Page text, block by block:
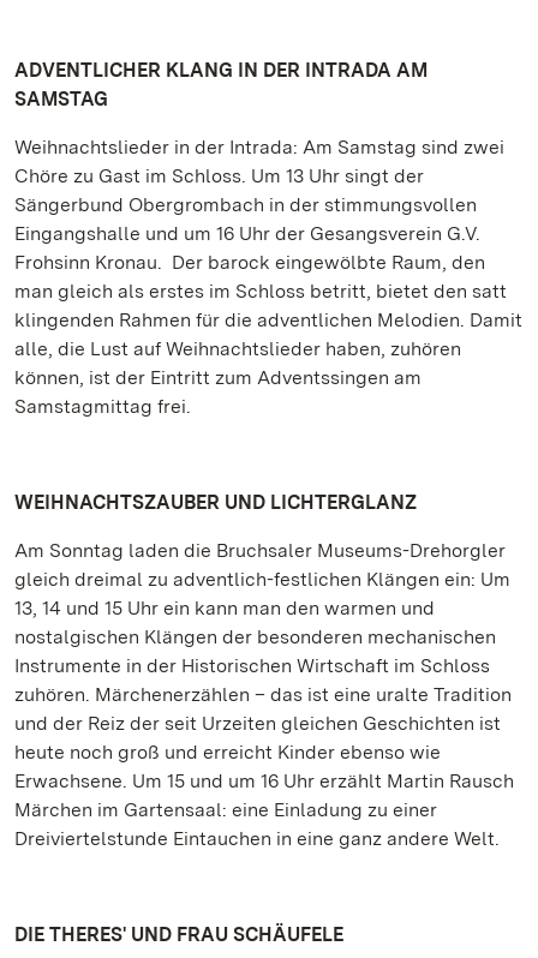
ADVENTLICHER KLANG IN DER INTRADA AM
SAMSTAG
Weihnachtslieder in der Intrada: Am Samstag sind zwei
Chöre zu Gast im Schloss. Um 13 Uhr singt der
Sängerbund Obergrombach in der stimmungsvollen
Eingangshalle und um 16 Uhr der Gesangsverein G.V.
Frohsinn Kronau. Der barock eingewölbte Raum, den
man gleich als erstes im Schloss betritt, bietet den satt
klingenden Rahmen für die adventlichen Melodien. Damit
alle, die Lust auf Weihnachtslieder haben, zuhören
können, ist der Eintritt zum Adventssingen am
Samstagmittag frei.
WEIHNACHTSZAUBER UND LICHTERGLANZ
Am Sonntag laden die Bruchsaler Museums-Drehorgler
gleich dreimal zu adventlich-festlichen Klängen ein: Um
13, 14 und 15 Uhr ein kann man den warmen und
nostalgischen Klängen der besonderen mechanischen
Instrumente in der Historischen Wirtschaft im Schloss
zuhören. Märchenerzählen – das ist eine uralte Tradition
und der Reiz der seit Urzeiten gleichen Geschichten ist
heute noch groß und erreicht Kinder ebenso wie
Erwachsene. Um 15 und um 16 Uhr erzählt Martin Rausch
Märchen im Gartensaal: eine Einladung zu einer
Dreiviertelstunde Eintauchen in eine ganz andere Welt.
DIE THERES' UND FRAU SCHÄUFELE